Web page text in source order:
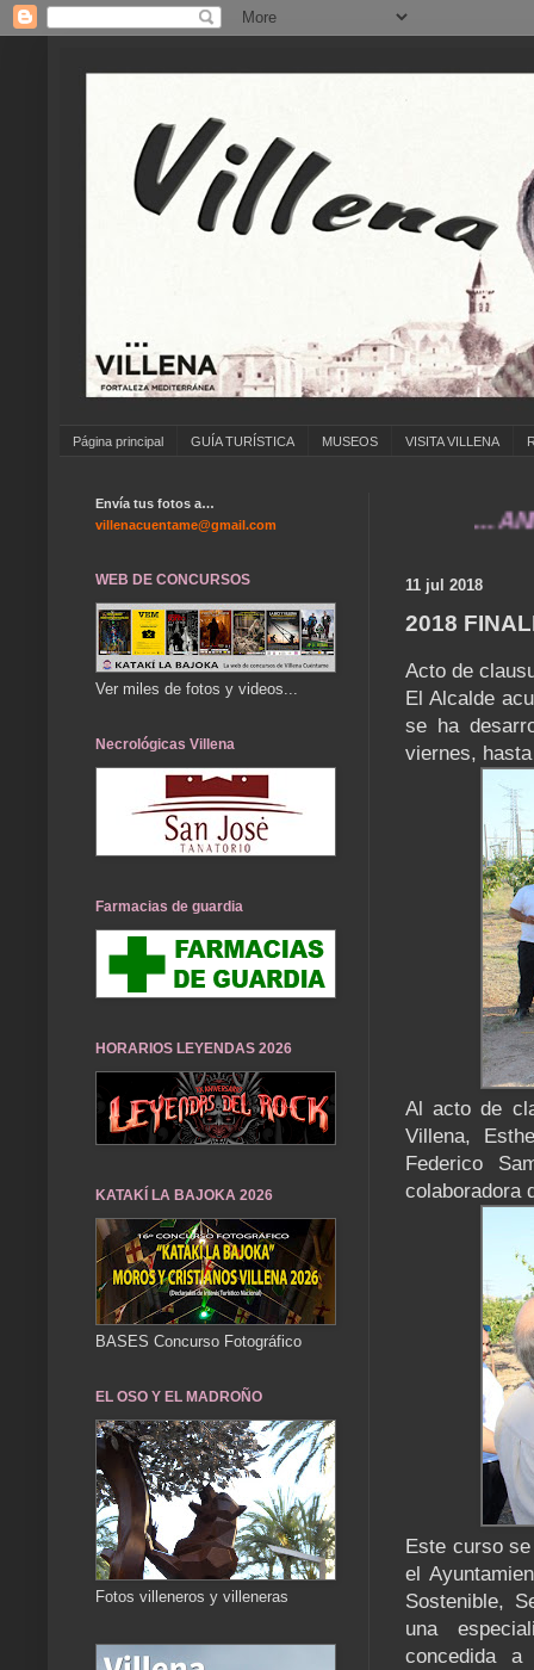
Página principal GUÍA TURÍSTICA MUSEOS VISITA VILLENA
...
11 jul 2018
2018
Acto de
El Alcalde
se ha
viernes,
Al acto de
Villena,
Federico
colaboradora
Este curso
el
Sostenible,
una
concedida a
Envía tus fotos a…
villenacuentame@gmail.com
WEB DE CONCURSOS
Ver miles de fotos y videos...
Necrológicas Villena
Farmacias de guardia
HORARIOS LEYENDAS 2026
KATAKÍ LA BAJOKA 2026
BASES Concurso Fotográfico
EL OSO Y EL MADROÑO
Fotos villeneros y villeneras